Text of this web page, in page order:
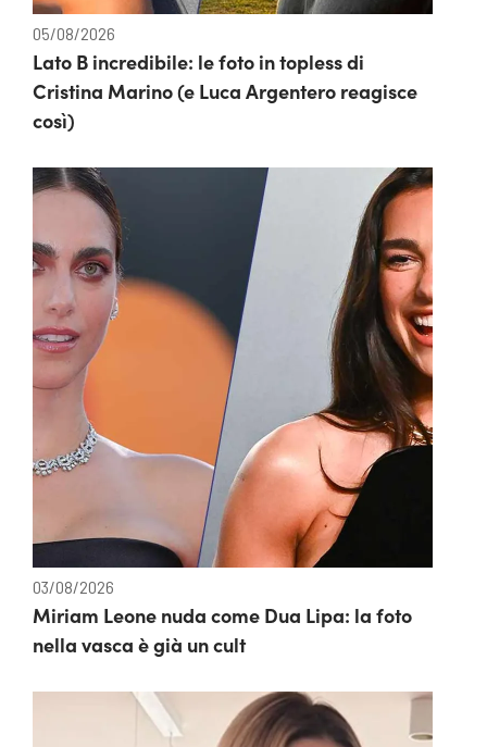
05/08/2026
Lato B incredibile: le foto in topless di
Cristina Marino (e Luca Argentero reagisce
così)
03/08/2026
Miriam Leone nuda come Dua Lipa: la foto
nella vasca è già un cult